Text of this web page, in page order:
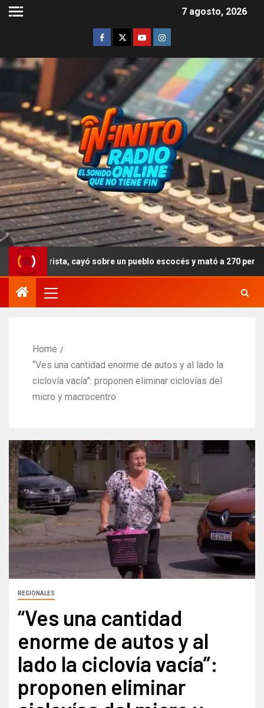
7 agosto, 2026
cayó sobre un pueblo escocés y mató a 270 personas
Home
“Ves una cantidad enorme de autos y al lado la
ciclovía vacía”: proponen eliminar ciclovías del
micro y macrocentro​
REGIONALES
“Ves una cantidad
enorme de autos y al
lado la ciclovía vacía”:
proponen eliminar